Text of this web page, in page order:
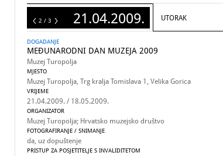
3 21.04.2009. UTORAK
2 / 3
DOGADANJE
MEĐUNARODNI DAN MUZEJA 2009
Muzej Turopolja
MJESTO
Muzej Turopolja, Trg kralja Tomislava 1, Velika Gorica
VRIJEME
21.04.2009. / 18.05.2009.
ORGANIZATOR
Muzej Turopolja; Hrvatsko muzejsko društvo
FOTOGRAFIRANJE / SNIMANJE
da, uz dopuštenje
PRISTUP ZA POSJETITELJE S INVALIDITETOM